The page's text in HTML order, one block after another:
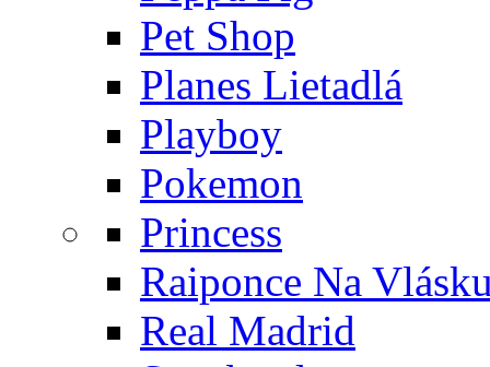
Pet Shop
Planes Lietadlá
Playboy
Pokemon
Princess
Raiponce Na
Real Madrid